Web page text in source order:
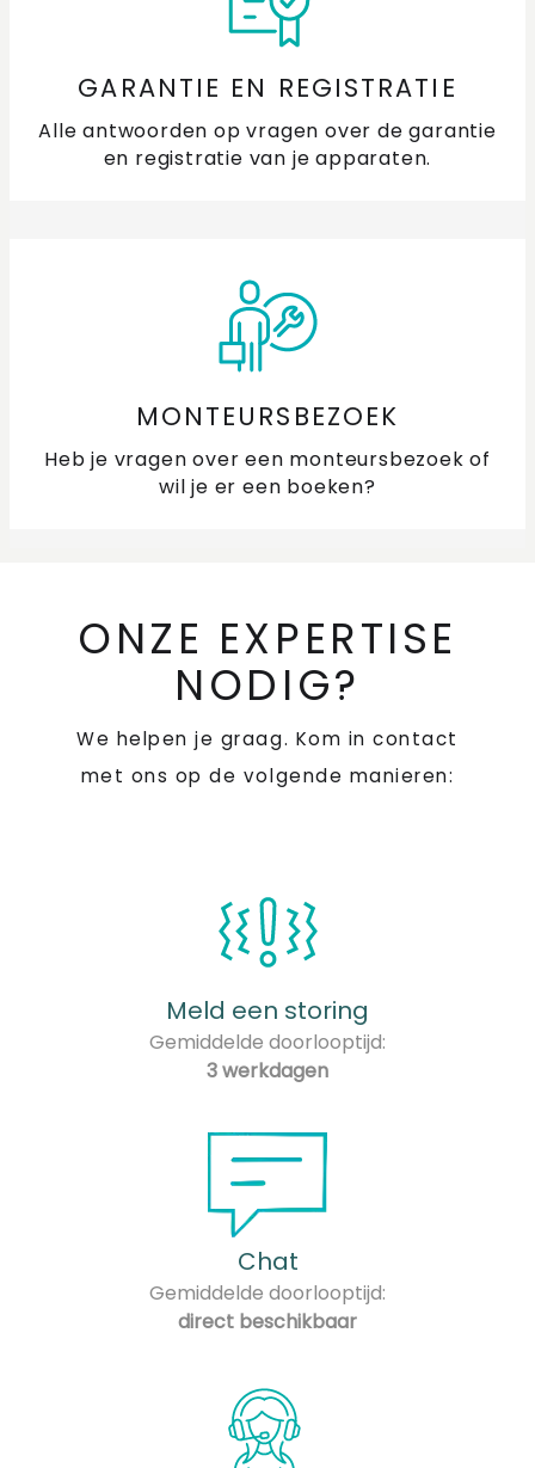
GARANTIE EN REGISTRATIE
Alle antwoorden op vragen over de garantie
en registratie van je apparaten.
MONTEURSBEZOEK
Heb je vragen over een monteursbezoek of
wil je er een boeken?
ONZE EXPERTISE
NODIG?
We helpen je graag. Kom in contact
met ons op de volgende manieren:
Meld een storing
Gemiddelde doorlooptijd:
3 werkdagen
Chat
Gemiddelde doorlooptijd:
direct beschikbaar